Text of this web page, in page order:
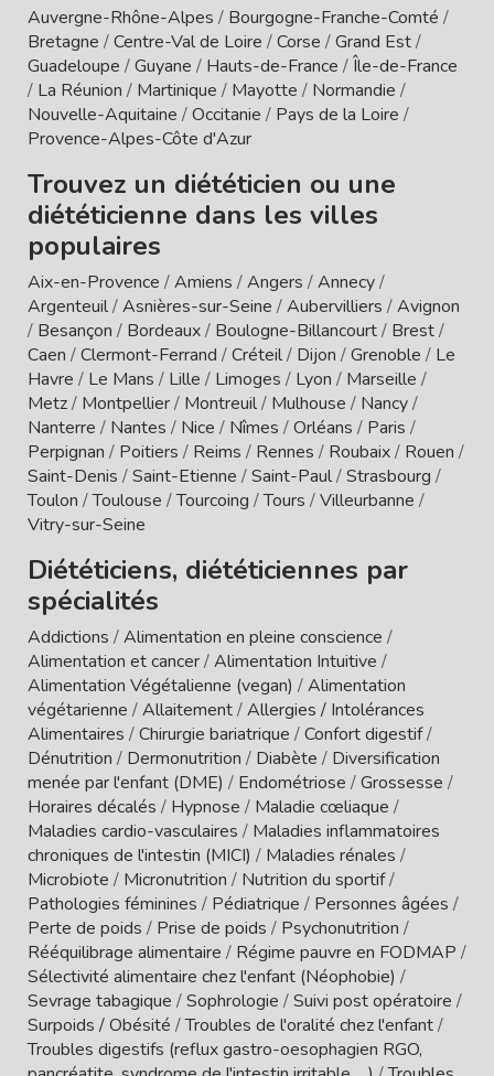
Auvergne-Rhône-Alpes / Bourgogne-Franche-Comté /
Bretagne /Centre-Val de Loire /Corse /Grand Est/
Guadeloupe /Guyane / Hauts-de-France /Île-de-France
/ La Réunion / Martinique / Mayotte / Normandie /
Nouvelle-Aquitaine /Occitanie / Pays de la Loire /
Provence-Alpes-Côte d'Azur
Trouvez un diététicien ou une
diététicienne dans les villes
populaires
Aix-en-Provence /Amiens /Angers /Annecy/
Argenteuil/Asnières-sur-Seine /Aubervilliers /Avignon
/ Besançon / Bordeaux/ Boulogne-Billancourt/ Brest/
Caen /Clermont-Ferrand /Créteil/ Dijon /Grenoble / Le
Havre / Le Mans / Lille / Limoges / Lyon / Marseille /
Metz/ Montpellier/ Montreuil/ Mulhouse / Nancy/
Nanterre / Nantes / Nice / Nîmes /Orléans / Paris /
Perpignan / Poitiers / Reims / Rennes / Roubaix/ Rouen /
Saint-Denis /Saint-Etienne /Saint-Paul/Strasbourg /
Toulon /Toulouse /Tourcoing /Tours /Villeurbanne /
Vitry-sur-Seine
Diététiciens, diététiciennes par
spécialités
Addictions /Alimentation en pleine conscience /
Alimentation et cancer/Alimentation Intuitive /
Alimentation Végétalienne (vegan) /Alimentation
végétarienne /Allaitement/Allergies / Intolérances
Alimentaires /Chirurgie bariatrique /Confort digestif/
Dénutrition / Dermonutrition / Diabète / Diversification
menée par l'enfant (DME) / Endométriose /Grossesse /
Horaires décalés / Hypnose / Maladie cœliaque /
Maladies cardio-vasculaires / Maladies inflammatoires
chroniques de l'intestin (MICI) / Maladies rénales /
Microbiote / Micronutrition / Nutrition du sportif/
Pathologies féminines / Pédiatrique / Personnes âgées /
Perte de poids / Prise de poids / Psychonutrition /
Rééquilibrage alimentaire / Régime pauvre en FODMAP /
Sélectivité alimentaire chez l'enfant (Néophobie) /
Sevrage tabagique /Sophrologie /Suivi post opératoire /
Surpoids / Obésité /Troubles de l'oralité chez l'enfant/
Troubles digestifs (reflux gastro-oesophagien RGO,